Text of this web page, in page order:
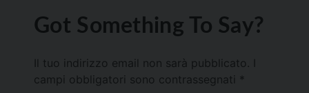
Got Something To Say?
Il tuo indirizzo email non sarà pubblicato.
campi obbligatori sono contrassegnati *